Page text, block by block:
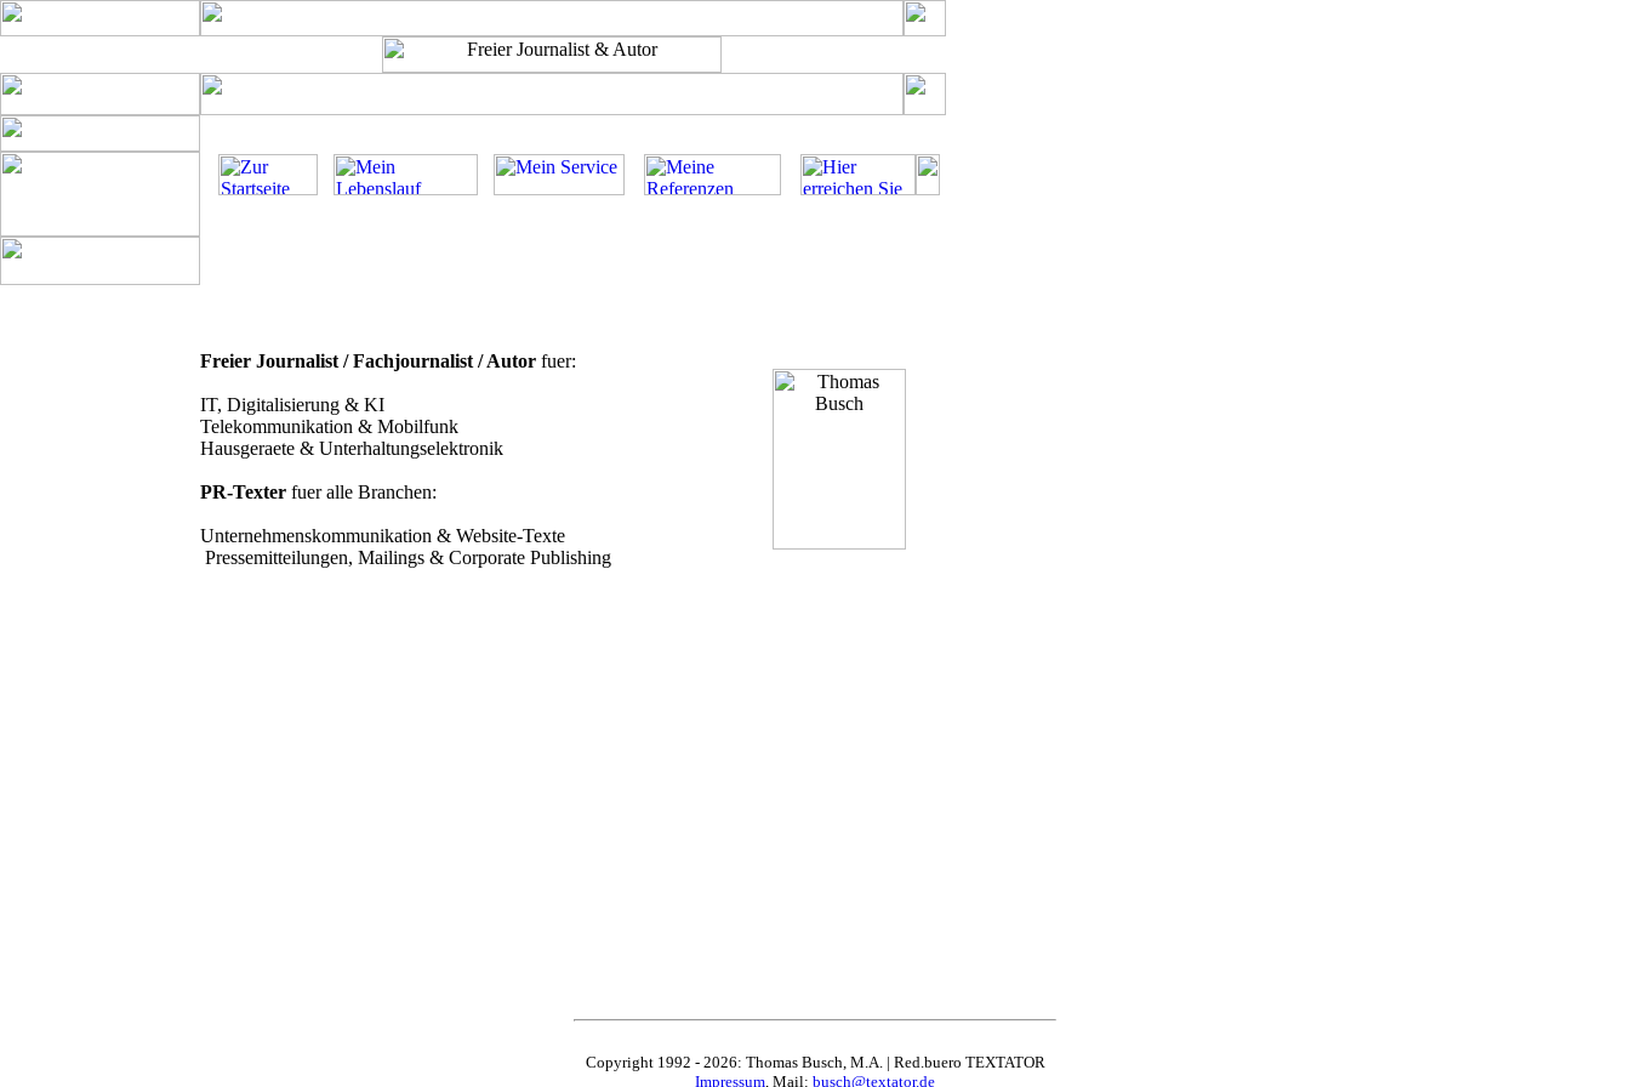
Freier Journalist / Fachjournalist / Autor fuer:
IT, Digitalisierung & KI
Telekommunikation & Mobilfunk
Hausgeraete & Unterhaltungselektronik
PR-Texter fuer alle Branchen:
Unternehmenskommunikation & Website-Texte
Pressemitteilungen, Mailings & Corporate Publishing
Copyright 1992 - 2026: Thomas Busch, M.A. | Red.buero TEXTATOR
Impressum, Mail: busch@textator.de